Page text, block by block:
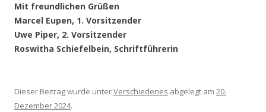
Mit freundlichen Grüßen
Marcel Eupen, 1. Vorsitzender
Uwe Piper, 2. Vorsitzender
Roswitha Schiefelbein, Schriftführerin
Dieser Beitrag wurde unterVerschiedenes abgelegt am 20.
Dezember 2024.